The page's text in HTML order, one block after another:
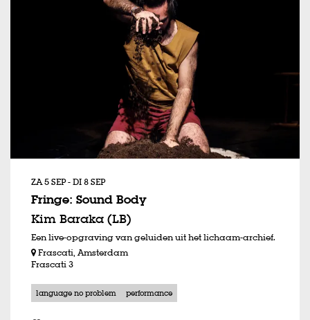
Fringe: Sound Body
Kim Baraka (LB)
ZA 5 SEP-DI 8 SEP
Een live-opgraving van geluiden uit het lichaam-archief.
Frascati, Amsterdam
Frascati 3
language no problem performance